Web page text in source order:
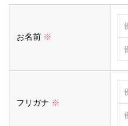
お名前 ※
フリガナ ※